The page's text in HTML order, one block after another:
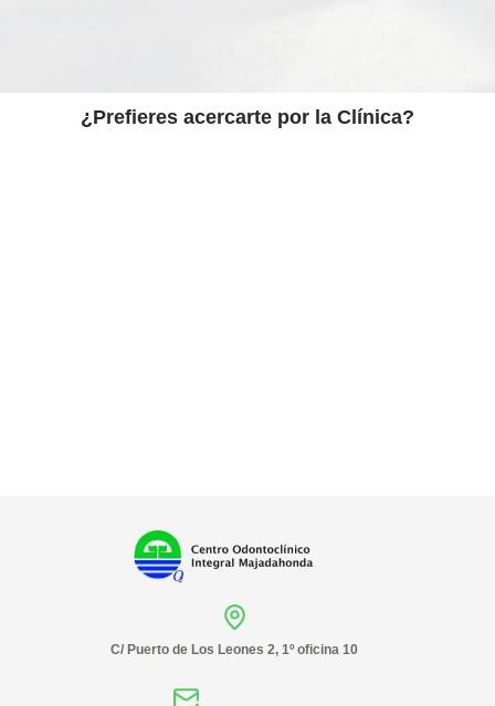
¿Prefieres acercarte por la Clínica?
C/ Puerto de Los Leones 2, 1º oficina 10